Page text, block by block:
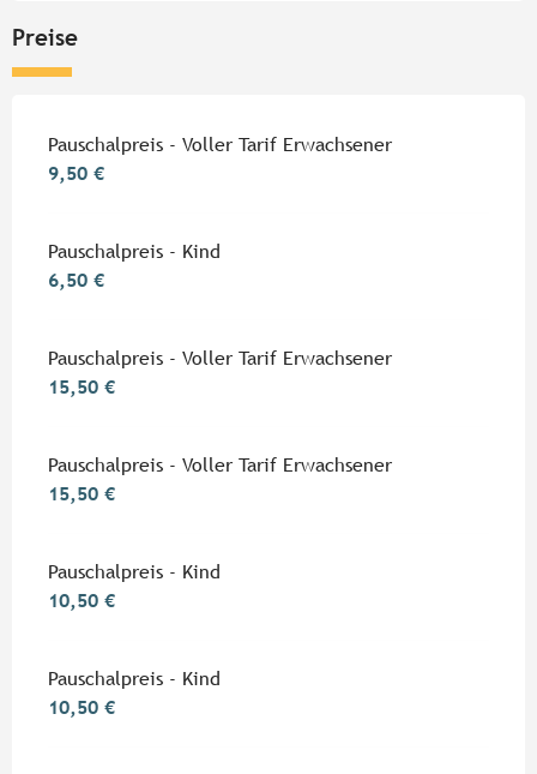
Preise
Preise 2026
Pauschalpreis - Voller Tarif Erwachsener
9,50 €
Pauschalpreis - Kind
6,50 €
Pauschalpreis - Voller Tarif Erwachsener
15,50 €
Pauschalpreis - Voller Tarif Erwachsener
15,50 €
Pauschalpreis - Kind
10,50 €
Pauschalpreis - Kind
10,50 €